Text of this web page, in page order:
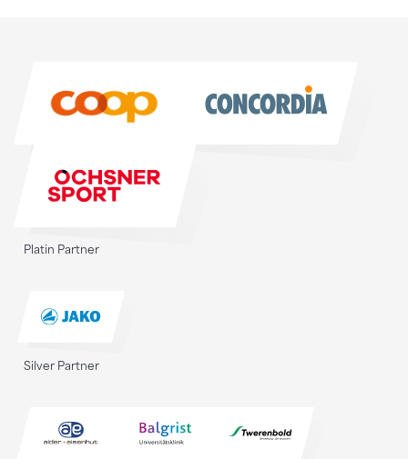
Platin Partner
Silver Partner